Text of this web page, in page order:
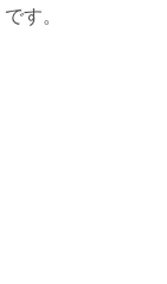
す。